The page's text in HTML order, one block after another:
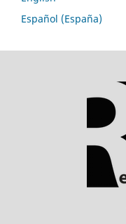
Español (España)